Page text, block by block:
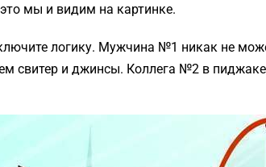
мы и видим на картинке.
логику. Мужчина №1 никак не
свитер и джинсы. Коллега №2 в